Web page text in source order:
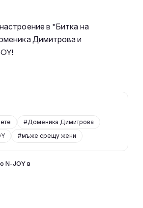
в "Битка на
Димитрова и
#Доменика Димитрова
#мъже срещу жени
N-JOY в